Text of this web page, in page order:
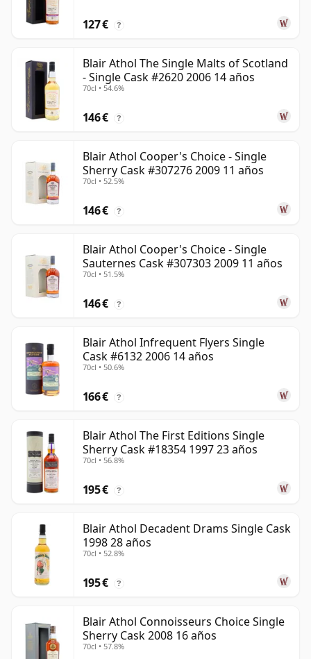
127 € ?
Blair Athol The Single Malts of Scotland
- Single Cask #2620 2006 14 años
70cl • 54.6%
146 € ?
Blair Athol Cooper's Choice - Single
Sherry Cask #307276 2009 11 años
70cl • 52.5%
146 € ?
Blair Athol Cooper's Choice - Single
Sauternes Cask #307303 2009 11 años
70cl • 51.5%
146 € ?
Blair Athol Infrequent Flyers Single
Cask #6132 2006 14 años
70cl • 50.6%
166 € ?
Blair Athol The First Editions Single
Sherry Cask #18354 1997 23 años
70cl • 56.8%
195 € ?
Blair Athol Decadent Drams Single Cask
1998 28 años
70cl • 52.8%
195 € ?
Blair Athol Connoisseurs Choice Single
Sherry Cask 2008 16 años
70cl • 57.8%